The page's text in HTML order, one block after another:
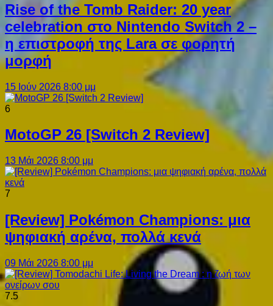
Rise of the Tomb Raider: 20 year
celebration στο Nintendo Switch 2 –
η επιστροφή της Lara σε φορητή
μορφή
15 Ιούν 2026 8:00 μμ
6
MotoGP 26 [Switch 2 Review]
13 Μάι 2026 8:00 μμ
7
[Review] Pokémon Champions: μια
ψηφιακή αρένα, πολλά κενά
09 Μάι 2026 8:00 μμ
7.5